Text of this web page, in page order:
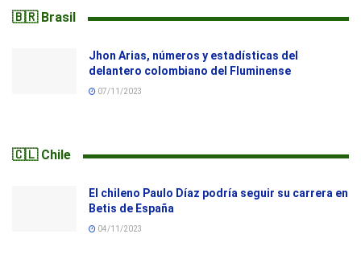
🇧🇷 Brasil
Jhon Arias, números y estadísticas del
delantero colombiano del Fluminense
07/11/2023
🇨🇱 Chile
El chileno Paulo Díaz podría seguir su carrera en
Betis de España
04/11/2023